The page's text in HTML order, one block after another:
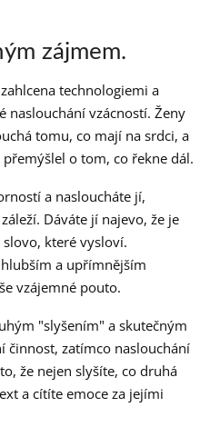
zájmem.
technologiemi a
naslouchání vzácností. Ženy
tomu, co mají na srdci, a
o tom, co řekne dál.
a nasloucháte jí,
Dáváte jí najevo, že je
slovo, které vysloví.
a upřímnějším
vzájemné pouto.
"slyšením" a skutečným
činnost, zatímco naslouchání
že nejen slyšíte, co druhá
a cítíte emoce za jejími